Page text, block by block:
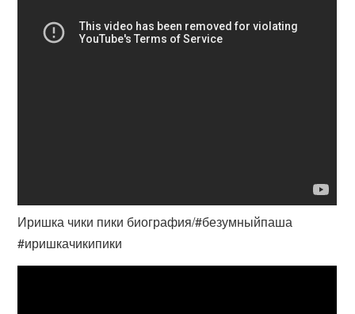
Иришка чики пики биография/#безумныйпаша
#иришкачикипики